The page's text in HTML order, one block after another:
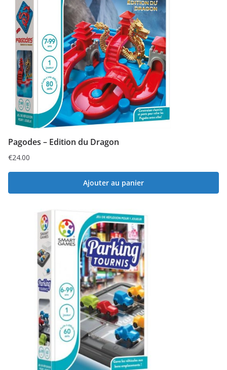
Pagodes – Edition du Dragon
€24.00
Ajouter au panier